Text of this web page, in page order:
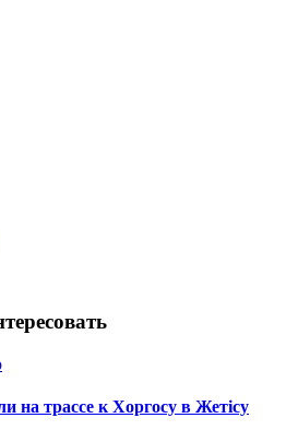
на трассе к Хоргосу в Жетісу